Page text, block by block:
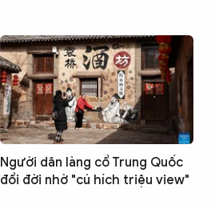
Người dân làng cổ Trung Quốc
đổi đời nhờ "cú hích triệu view"